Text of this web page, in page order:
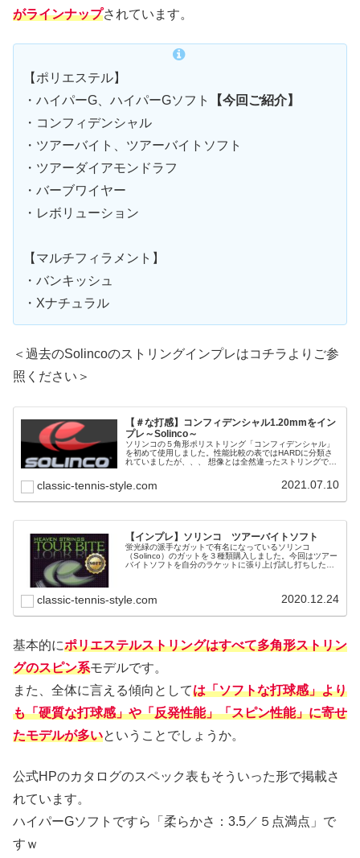
がラインナップされています。
【ポリエステル】
・ハイパーG、ハイパーGソフト
【今回ご紹介】
・コンフィデンシャル
・ツアーバイト、ツアーバイトソフト
・ツアーダイアモンドラフ
・バーブワイヤー
・レボリューション
【マルチフィラメント】
・バンキッシュ
・Xナチュラル
＜過去のSolincoのストリングインプレはコチラよりご参
照ください＞
【＃な打感】コンフィデンシャル1.20mmをイン
プレ～Solinco～
ソリンコの５角形ポリストリング「コンフィデンシャル」
を初めて使用しました。性能比較の表ではHARDに分類さ
れていましたが、、、 想像とは全然違ったストリングで非
classic-tennis-style.com 2021.07.10
【インプレ】ソリンコ ツアーバイトソフト
蛍光緑の派手なガットで有名になっているソリンコ
（Solinco）のガットを３種類購入しました。今回はツアー
バイトソフトを自分のラケットに張り上げ試し打ちしたの
classic-tennis-style.com 2020.12.24
基本的にポリエステルストリングはすべて多角形ストリン
グのスピン系モデルです。
また、全体に言える傾向としては「ソフトな打球感」より
も「硬質な打球感」や「反発性能」「スピン性能」に寄せ
たモデルが多いということでしょうか。
公式HPのカタログのスペック表もそういった形で掲載さ
れています。
ハイパーGソフトですら「柔らかさ：3.5／５点満点」で
すｗ